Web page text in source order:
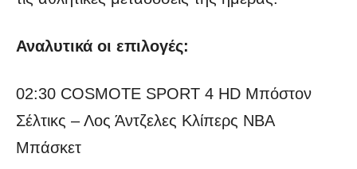
Αναλυτικά οι επιλογές:
02:30 COSMOTE SPORT 4 HD Μπόστον
Σέλτικς – Λος Άντζελες Κλίπερς NBA
Μπάσκετ